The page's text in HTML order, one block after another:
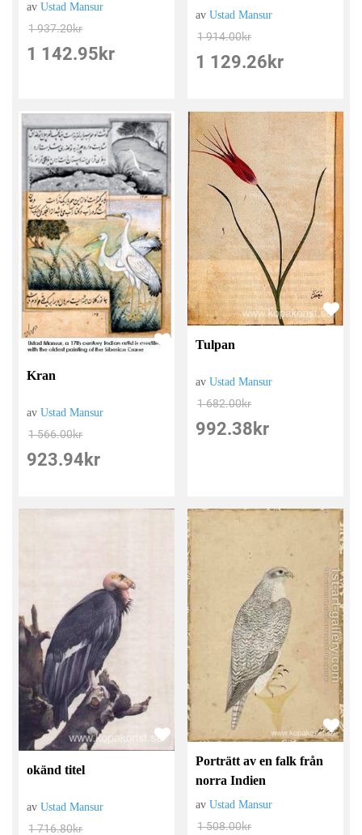
avUstad Mansur
1 937.20kr
1 142.95 kr
avUstad Mansur
1 914.00kr
1 129.26 kr
Kran
avUstad Mansur
1 566.00kr
923.94 kr
Tulpan
avUstad Mansur
1 682.00kr
992.38 kr
okänd titel
avUstad Mansur
1 716.80kr
Porträtt av en falk från
norra Indien
avUstad Mansur
1 508.00kr